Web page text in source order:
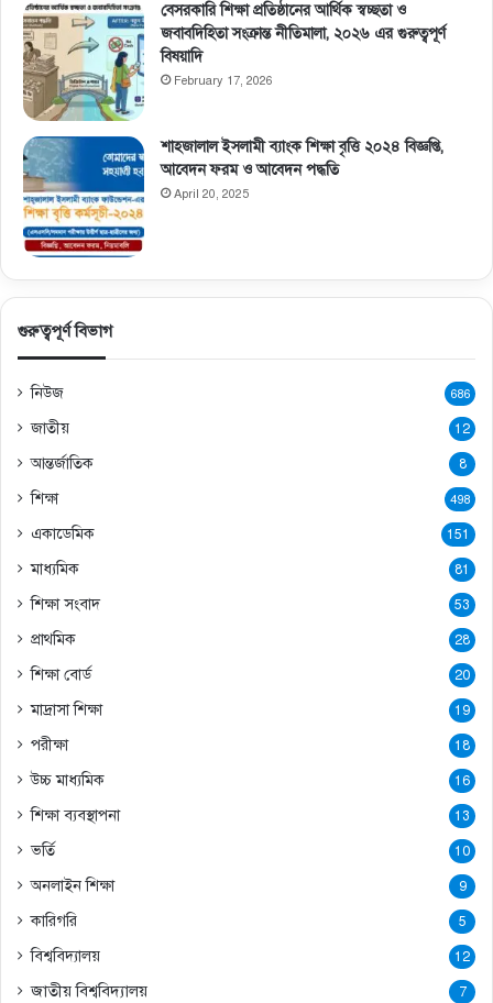
বেসরকারি শিক্ষা প্রতিষ্ঠানের আর্থিক স্বচ্ছতা ও
জবাবদিহিতা সংক্রান্ত নীতিমালা, ২০২৬ এর গুরুত্বপূর্ণ
বিষয়াদি
February 17, 2026
শাহজালাল ইসলামী ব্যাংক শিক্ষা বৃত্তি ২০২৪ বিজ্ঞপ্তি,
আবেদন ফরম ও আবেদন পদ্ধতি
April 20, 2025
গুরুত্বপূর্ণ বিভাগ
নিউজ 686
জাতীয় 12
আন্তর্জাতিক 8
শিক্ষা 498
একাডেমিক 151
মাধ্যমিক 81
শিক্ষা সংবাদ 53
প্রাথমিক 28
শিক্ষা বোর্ড 20
মাদ্রাসা শিক্ষা 19
পরীক্ষা 18
উচ্চ মাধ্যমিক 16
শিক্ষা ব্যবস্থাপনা 13
ভর্তি 10
অনলাইন শিক্ষা 9
কারিগরি 5
বিশ্ববিদ্যালয় 12
জাতীয় বিশ্ববিদ্যালয় 7